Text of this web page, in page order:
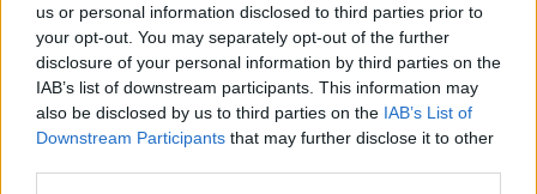
us or personal information disclosed to third parties prior to
your opt-out. You may separately opt-out of the further
disclosure of your personal information by third parties on the
IAB’s list of downstream participants. This information may
also be disclosed by us to third parties on the IAB’s List of
Downstream Participants that may further disclose it to other